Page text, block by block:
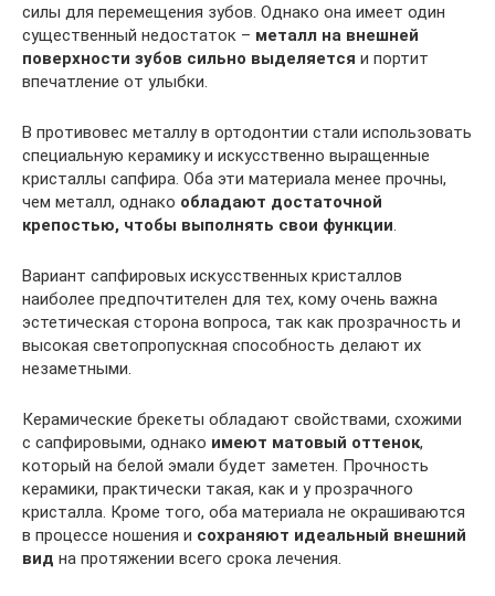
силы для перемещения зубов. Однако она имеет один
существенный недостаток – металл на внешней
поверхности зубов сильно выделяется и портит
впечатление от улыбки.
В противовес металлу в ортодонтии стали использовать
специальную керамику и искусственно выращенные
кристаллы сапфира. Оба эти материала менее прочны,
чем металл, однако обладают достаточной
крепостью, чтобы выполнять свои функции.
Вариант сапфировых искусственных кристаллов
наиболее предпочтителен для тех, кому очень важна
эстетическая сторона вопроса, так как прозрачность и
высокая светопропускная способность делают их
незаметными.
Керамические брекеты обладают свойствами, схожими
с сапфировыми, однако имеют матовый оттенок,
который на белой эмали будет заметен. Прочность
керамики, практически такая, как и у прозрачного
кристалла. Кроме того, оба материала не окрашиваются
в процессе ношения и сохраняют идеальный внешний
вид на протяжении всего срока лечения.